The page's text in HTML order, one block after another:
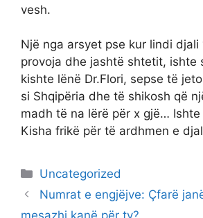
vesh.
Një nga arsyet pse kur lindi djali
provoja dhe jashtë shtetit, ishte
kishte lënë Dr.Flori, sepse të
si Shqipëria dhe të shikosh që
madh të na lërë për x gjë…
Kisha frikë për të ardhmen e
Categories
Uncategorized
Numrat e engjëjve: Çfarë